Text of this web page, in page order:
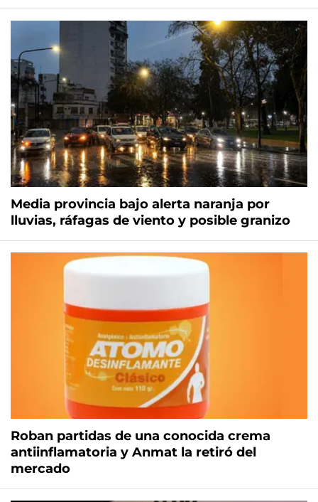
Media provincia bajo alerta naranja por
lluvias, ráfagas de viento y posible granizo
Roban partidas de una conocida crema
antiinflamatoria y Anmat la retiró del
mercado